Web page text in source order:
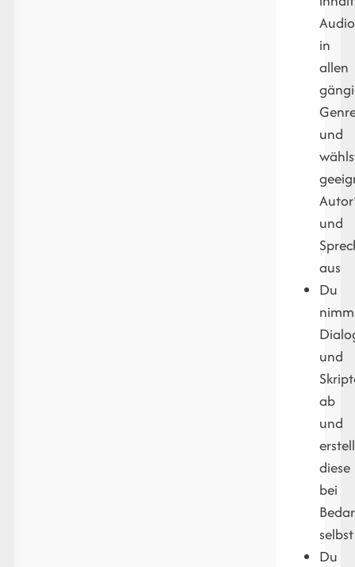
in
allen
und
und
aus
Du
und
ab
und
diese
bei
selbst
Du